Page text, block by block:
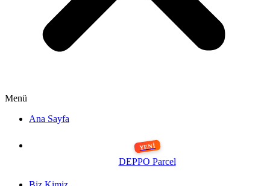
Menü
Ana Sayfa
DEPPO Parcel